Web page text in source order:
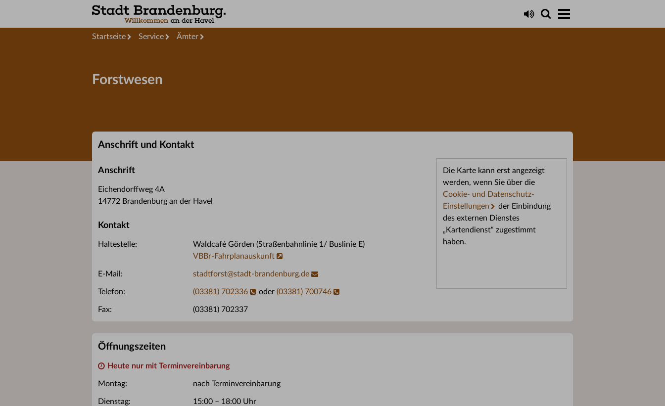
Startseite Service Ämter
Forstwesen
Anschrift und Kontakt
Die Karte kann erst angezeigt
werden, wenn Sie über die
Cookie- und Datenschutz-
Einstellungen
der Einbindung
des externen Dienstes
„Kartendienst“ zugestimmt
haben.
Anschrift
Eichendorffweg 4A
14772 Brandenburg an der Havel
Kontakt
Haltestelle:
Waldcafé Görden (Straßenbahnlinie 1/ Buslinie E)
VBBr-Fahrplanauskunft
E-Mail: stadtforst@stadt-brandenburg.de
Telefon: (03381) 702336 oder (03381) 700746
Fax: (03381) 702337
Öffnungszeiten
Heute nur mit Terminvereinbarung
Montag: nach Terminvereinbarung
Dienstag: 15:00 – 18:00 Uhr